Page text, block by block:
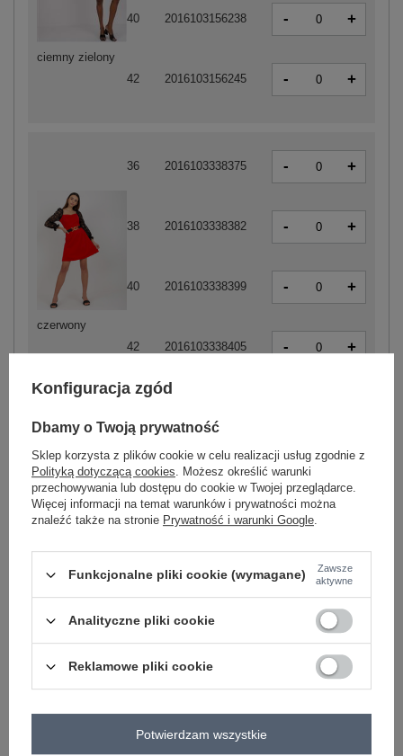
ciemny zielony
40 2016103156238 - +
42 2016103156245 - +
czerwony
36 2016103338375 - +
38 2016103338382 - +
40 2016103338399 - +
42 2016103338405 - +
42 2016103210749 -
Konfiguracja zgód
Dbamy o Twoją prywatność
Sklep korzysta z plików cookie w celu realizacji usług zgodnie z
Polityką dotyczącą cookies. Możesz określić warunki
przechowywania lub dostępu do cookie w Twojej przeglądarce.
Więcej informacji na temat warunków i prywatności można
znaleźć także na stronie Prywatność i warunki Google.
Funkcjonalne pliki cookie (wymagane)
Zawsze
aktywne
Analityczne pliki cookie
Reklamowe pliki cookie
Potwierdzam wszystkie